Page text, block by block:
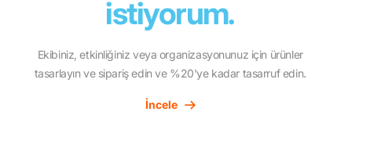
istiyorum.
Ekibiniz, etkinliğiniz veya organizasyonunuz için ürünler
tasarlayın ve sipariş edin ve %20'ye kadar tasarruf edin.
İncele